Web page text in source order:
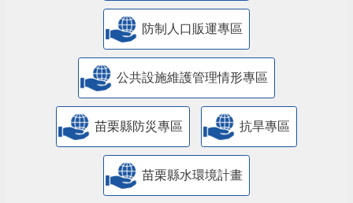
防制人口販運專區
​公共設施維護管理情形專區
苗栗縣防災專區 抗旱專區
苗栗縣水環境計畫